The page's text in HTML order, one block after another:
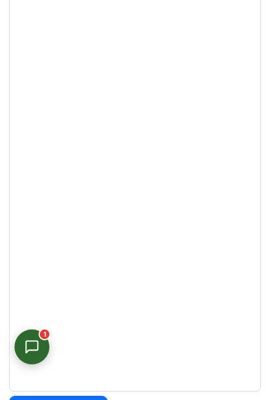
1
Asistente Virtual